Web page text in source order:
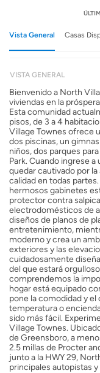
Vista General Casas
VISTA GENERAL
Bienvenido a North
viviendas en la
Esta comunidad
pisos, de 3 a 4
Village Townes ofrece
dos piscinas, un
niños, dos parques
Park. Cuando ingrese
quedar cautivado por
calidad en todas
hermosos gabinetes
protector contra
electrodomésticos de
diseños de planos de
entretenimiento,
moderno y crea un
exteriores y las
cuidadosamente
del que estará
comprendemos la
hogar está equipado
pone la comodidad y el
temperatura o
sido más fácil.
Village Townes.
de Greensboro, a
2.5 millas de Procter
junto a la HWY 29,
principales autopistas